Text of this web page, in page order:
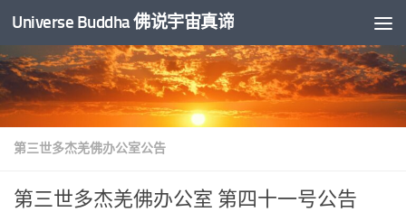
跳至内容
Universe Buddha 佛说宇宙真谛
第三世多杰羌佛办公室公告
第三世多杰羌佛办公室 第四十一号公告